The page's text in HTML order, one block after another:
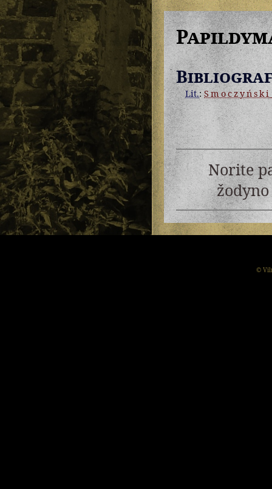
Lit.:Smoczyński
Norite
©